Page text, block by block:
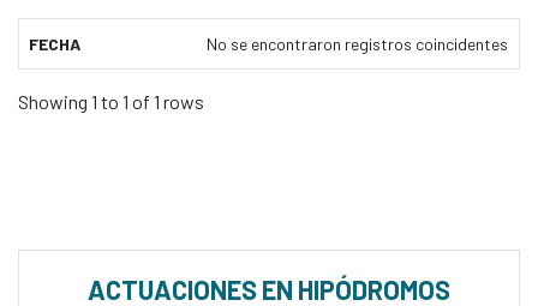
FECHA No se encontraron registros coincidentes
Showing 1 to 1 of 1 rows
ACTUACIONES EN HIPÓDROMOS